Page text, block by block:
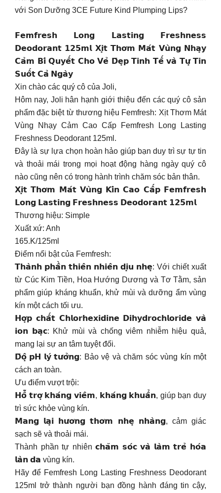
với Son Dưỡng 3CE Future Kind Plumping Lips?
𝗙𝗲𝗺𝗳𝗿𝗲𝘀𝗵 𝗟𝗼𝗻𝗴 𝗟𝗮𝘀𝘁𝗶𝗻𝗴 𝗙𝗿𝗲𝘀𝗵𝗻𝗲𝘀𝘀
𝗗𝗲𝗼𝗱𝗼𝗿𝗮𝗻𝘁 𝟭𝟮𝟱𝗺𝗹 𝗫𝗶̣𝘁 𝗧𝗵𝗼̛𝗺 𝗠𝗮́𝘁 𝗩𝘂̀𝗻𝗴 𝗡𝗵𝗮̣𝘆
𝗖𝗮̉𝗺 𝗕𝗶́ 𝗤𝘂𝘆𝗲̂́𝘁 𝗖𝗵𝗼 𝗩𝗲̉ 𝗗̄𝗲̣𝗽 𝗧𝗶𝗻𝗵 𝗧𝗲̂́ 𝘃𝗮̀ 𝗧𝘂̛̣ 𝗧𝗶𝗻
𝗦𝘂𝗼̂́𝘁 𝗖𝗮̉ 𝗡𝗴𝗮̀𝘆
Xin chào các quý cô của Joli,
Hôm nay, Joli hân hạnh giới thiệu đến các quý cô sản
phẩm đặc biệt từ thương hiệu Femfresh: Xịt Thơm Mát
Vùng Nhạy Cảm Cao Cấp Femfresh Long Lasting
Freshness Deodorant 125ml.
Đây là sự lựa chọn hoàn hảo giúp bạn duy trì sự tự tin
và thoải mái trong mọi hoạt động hàng ngày quý cô
nào cũng nên có trong hành trình chăm sóc bản thân.
𝗫𝗶̣𝘁 𝗧𝗵𝗼̛𝗺 𝗠𝗮́𝘁 𝗩𝘂̀𝗻𝗴 𝗞𝗶́𝗻 𝗖𝗮𝗼 𝗖𝗮̂́𝗽 𝗙𝗲𝗺𝗳𝗿𝗲𝘀𝗵
𝗟𝗼𝗻𝗴 𝗟𝗮𝘀𝘁𝗶𝗻𝗴 𝗙𝗿𝗲𝘀𝗵𝗻𝗲𝘀𝘀 𝗗𝗲𝗼𝗱𝗼𝗿𝗮𝗻𝘁 𝟭𝟮𝟱𝗺𝗹
Thương hiệu: Simple
Xuất xứ: Anh
165.K/125ml
Điểm nổi bật của Femfresh:
𝗧𝗵𝗮̀𝗻𝗵 𝗽𝗵𝗮̂̀𝗻 𝘁𝗵𝗶𝗲̂𝗻 𝗻𝗵𝗶𝗲̂𝗻 𝗱𝗶̣𝘂 𝗻𝗵𝗲̣: Với chiết xuất
từ Cúc Kim Tiền, Hoa Hướng Dương và Tơ Tằm, sản
phẩm giúp kháng khuẩn, khử mùi và dưỡng ẩm vùng
kín một cách tối ưu.
𝗛𝗼̛̣𝗽 𝗰𝗵𝗮̂́𝘁 𝗖𝗵𝗹𝗼𝗿𝗵𝗲𝘅𝗶𝗱𝗶𝗻𝗲 𝗗𝗶𝗵𝘆𝗱𝗿𝗼𝗰𝗵𝗹𝗼𝗿𝗶𝗱𝗲 𝘃𝗮̀
𝗶𝗼𝗻 𝗯𝗮̣𝗰: Khử mùi và chống viêm nhiễm hiệu quả,
mang lại sự an tâm tuyệt đối.
𝗗̄𝗼̣̂ 𝗽𝗛 𝗹𝘆́ 𝘁𝘂̛𝗼̛̉𝗻𝗴: Bảo vệ và chăm sóc vùng kín một
cách an toàn.
Ưu điểm vượt trội:
𝗛𝗼̂̃ 𝘁𝗿𝗼̛̣ 𝗸𝗵𝗮́𝗻𝗴 𝘃𝗶𝗲̂𝗺, 𝗸𝗵𝗮́𝗻𝗴 𝗸𝗵𝘂𝗮̂̉𝗻, giúp bạn duy
trì sức khỏe vùng kín.
𝗠𝗮𝗻𝗴 𝗹𝗮̣𝗶 𝗵𝘂̛𝗼̛𝗻𝗴 𝘁𝗵𝗼̛𝗺 𝗻𝗵𝗲̣ 𝗻𝗵𝗮̀𝗻𝗴, cảm giác
sạch sẽ và thoải mái.
Thành phần tự nhiên 𝗰𝗵𝗮̆𝗺 𝘀𝗼́𝗰 𝘃𝗮̀ 𝗹𝗮̀𝗺 𝘁𝗿𝗲̉ 𝗵𝗼́𝗮
𝗹𝗮̀𝗻 𝗱𝗮 vùng kín.
Hãy để Femfresh Long Lasting Freshness Deodorant
125ml trở thành người bạn đồng hành đáng tin cậy,